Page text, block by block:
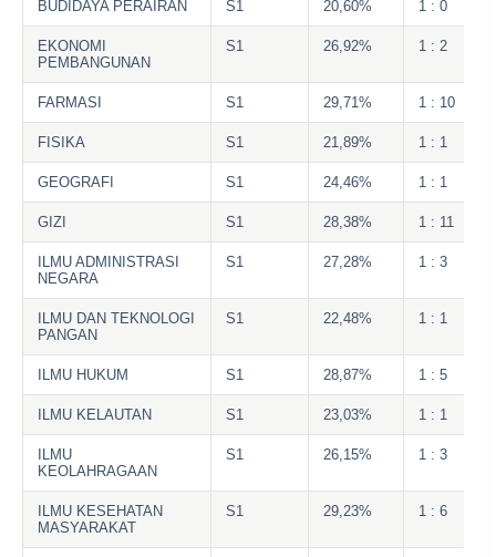
BUDIDAYA PERAIRAN S1 20,60% 1 : 0
EKONOMI
PEMBANGUNAN
S1 26,92% 1 : 2
FARMASI S1 29,71% 1 : 10
FISIKA S1 21,89% 1 : 1
GEOGRAFI S1 24,46% 1 : 1
GIZI S1 28,38% 1 : 11
ILMU ADMINISTRASI
NEGARA
S1 27,28% 1 : 3
ILMU DAN TEKNOLOGI
PANGAN
S1 22,48% 1 : 1
ILMU HUKUM S1 28,87% 1 : 5
ILMU KELAUTAN S1 23,03% 1 : 1
ILMU
KEOLAHRAGAAN
S1 26,15% 1 : 3
ILMU KESEHATAN
MASYARAKAT
S1 29,23% 1 : 6